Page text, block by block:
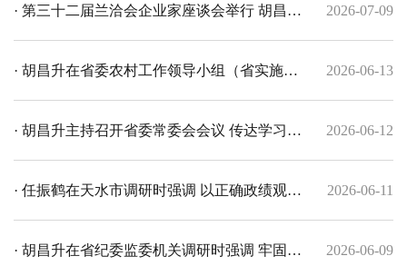
财产安全
时强调 以万全准备应对万一可能打好防洪保
安“主动仗”
2026-07-09
· 第三十二届兰洽会企业家座谈会举行 胡昌升
出席并讲话 任振鹤庄国泰出席 2026-06-13
· 胡昌升在省委农村工作领导小组（省实施乡
村振兴战略领导小组）全体会议上强调 扛牢政
治责任 准确把握政策 长久守牢不发生规模性
返贫致贫底线 任振鹤主持 庄国泰石谋军出席
2026-06-12
· 胡昌升主持召开省委常委会会议 传达学习习
近平总书记重要讲话精神 安排部署树立和践行
正确政绩观学习教育等工作
2026-06-11
· 任振鹤在天水市调研时强调 以正确政绩观扎
实推动高质量发展 不断提升经济社会发展水平 2026-06-09
· 胡昌升在省纪委监委机关调研时强调 牢固树